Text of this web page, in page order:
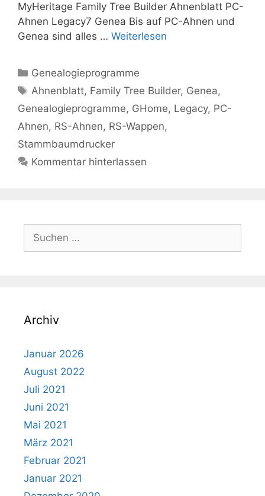
MyHeritage Family Tree Builder Ahnenblatt PC-
Ahnen Legacy7 Genea Bis auf PC-Ahnen und
Genea sind alles … Weiterlesen
Kategorien
Genealogieprogramme
Schlagwörter
Ahnenblatt, Family Tree Builder, Genea,
Genealogieprogramme, GHome, Legacy, PC-
Ahnen, RS-Ahnen, RS-Wappen,
Stammbaumdrucker
Kommentar hinterlassen
Suchen
nach:
Archiv
Januar 2026
August 2022
Juli 2021
Juni 2021
Mai 2021
März 2021
Februar 2021
Januar 2021